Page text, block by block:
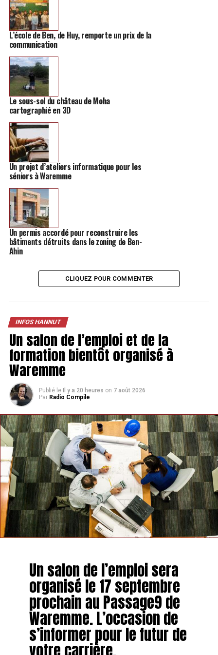
Sandrine ne se sépare jamais de ses bocaux
À la Main dans le Vrac, Sandrine vend à son domicile
depuis presque quatre ans, des produits zéro déchets, au
le moment, dans 11 m², le client ne rentre pas, nous
explique l’épicière.Je sers le client au comptoir. Ça me
découvrir ce que je propose. » À ce bénéfice, s’ajoute un
inconvénient : le client ne peut pas se servir lui-même.
L’école de Ben, de Huy, remporte un prix de la
communication
Le sous-sol du château de Moha
cartographié en 3D
Un projet d’ateliers informatique pour les
séniors à Waremme
Un permis accordé pour reconstruire les
bâtiments détruits dans le zoning de Ben-
Ahin
CLIQUEZ POUR COMMENTER
INFOS HANNUT
Un salon de l’emploi et de la
formation bientôt organisé à
Waremme
Publié le Il y a 20 heures on 7 août 2026
Par Radio Compile
Un salon de l’emploi sera
organisé le 17 septembre
prochain au Passage9 de
Waremme. L’occasion de
s’informer pour le futur de